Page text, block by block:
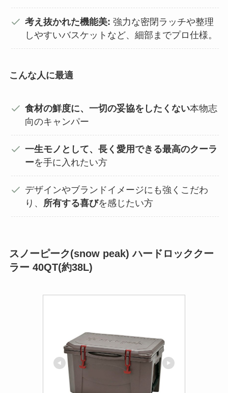
考え抜かれた機能美: 強力な密閉ラッチや整理
しやすいバスケットなど、細部までプロ仕様。
こんな人に最適
食材の鮮度に、一切の妥協をしたくない本物志
向のキャンパー
一生モノとして、長く愛用できる最高のクーラ
ーを手に入れたい方
デザインやブランドイメージにも強くこだわ
り、 所有する喜びを感じたい方
スノーピーク(snow peak) ハードロッククー
ラー 40QT(約38L)